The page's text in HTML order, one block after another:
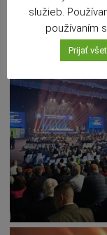
Starmania Original,
dni tešili.
služieb.
používaním
Prijať